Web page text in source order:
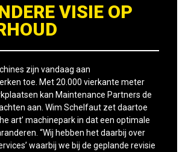
VISIE OP
zijn vandaag aan
toe. Met 20.000 vierkante meter
kan Maintenance Partners de
aan. Wim Schelfaut zet daartoe
art’ machinepark in dat een optimale
“Wij hebben het daarbij over
waarbij we bij de geplande revisie